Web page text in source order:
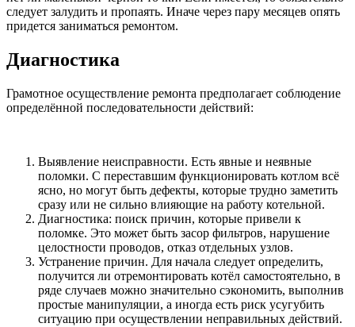
следует залудить и пропаять. Иначе через пару месяцев опять
придется заниматься ремонтом.
Диагностика
Грамотное осуществление ремонта предполагает соблюдение
определённой последовательности действий:
Выявление неисправности. Есть явные и неявные
поломки. С переставшим функционировать котлом всё
ясно, но могут быть дефекты, которые трудно заметить
сразу или не сильно влияющие на работу котельной.
Диагностика: поиск причин, которые привели к
поломке. Это может быть засор фильтров, нарушение
целостности проводов, отказ отдельных узлов.
Устранение причин. Для начала следует определить,
получится ли отремонтировать котёл самостоятельно, в
ряде случаев можно значительно сэкономить, выполнив
простые манипуляции, а иногда есть риск усугубить
ситуацию при осуществлении неправильных действий.